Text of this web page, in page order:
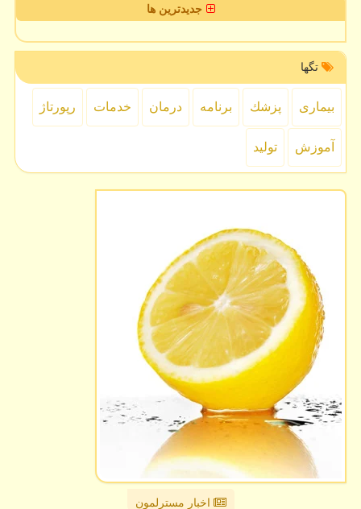
جدیدترین ها
تگها
بیماری پزشك برنامه درمان خدمات رپورتاژ
آموزش تولید
اخبار مسترلمون